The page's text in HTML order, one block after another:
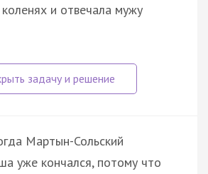
и отвечала мужу
Мартын-Сольский
уже кончался, потому что